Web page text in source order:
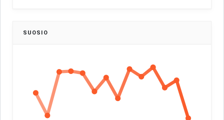
SUOSIO